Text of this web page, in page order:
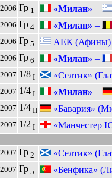
Гр 1 «Милан» –
Гр 4 «Милан» –
Гр 5
АЕК
Гр 6 «Милан» –
1/8 I
«Селтик»
1/4 I «Милан» –
1/4 II
«Бавария»
1/2 I «Манчестер
Гр 2
«Селтик»
Гр 5
«Бенфика»